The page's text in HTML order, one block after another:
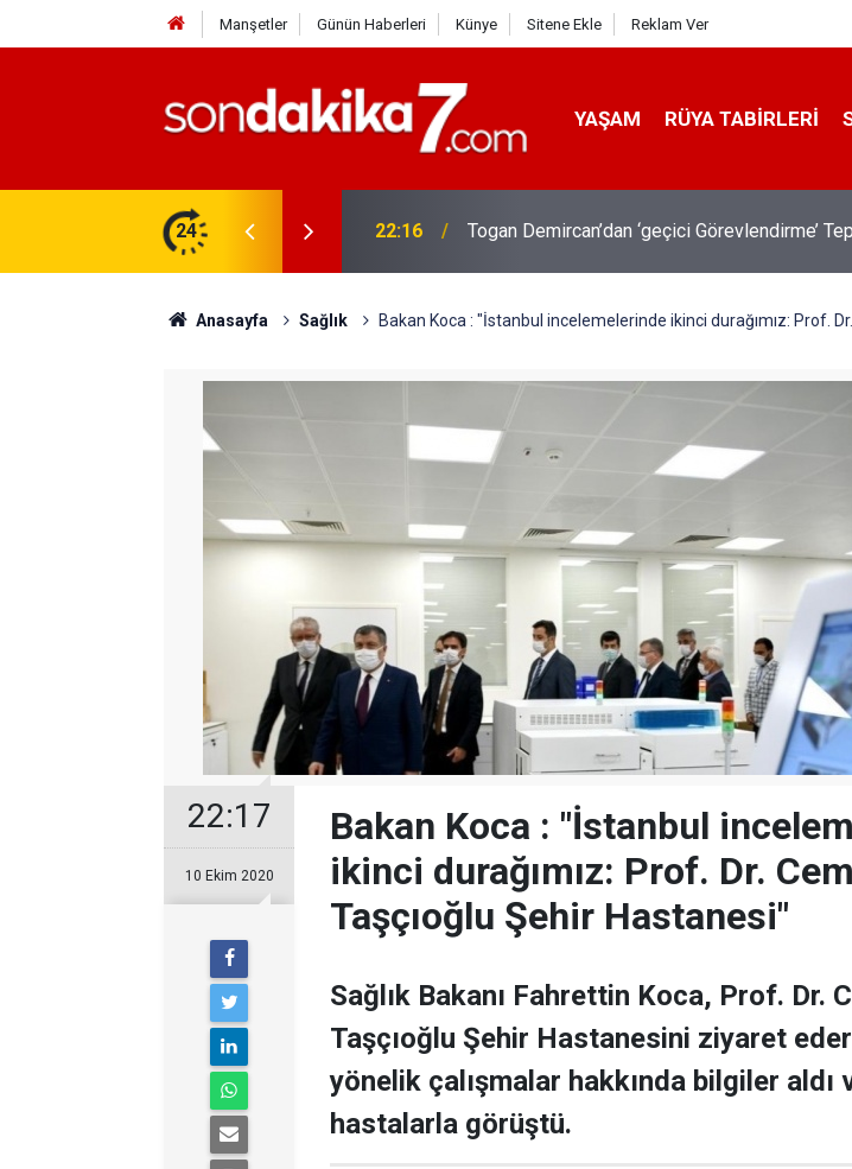
Manşetler Günün Haberleri Künye Sitene Ekle Reklam Ver
YAŞAM RÜYA TABIRLERI
24 22:16 Togan Demircan’dan ‘geçici Görevlendirme’
Anasayfa Sağlık Bakan Koca : "İstanbul incelemelerinde ikinci durağımız: Prof.
22:17
10 Ekim 2020
Bakan Koca : "İstanbul
ikinci durağımız: Prof. Dr.
Taşçıoğlu Şehir Hastanesi"
Sağlık Bakanı Fahrettin Koca, Prof. Dr.
Taşçıoğlu Şehir Hastanesini ziyaret
yönelik çalışmalar hakkında bilgiler aldı
hastalarla görüştü.